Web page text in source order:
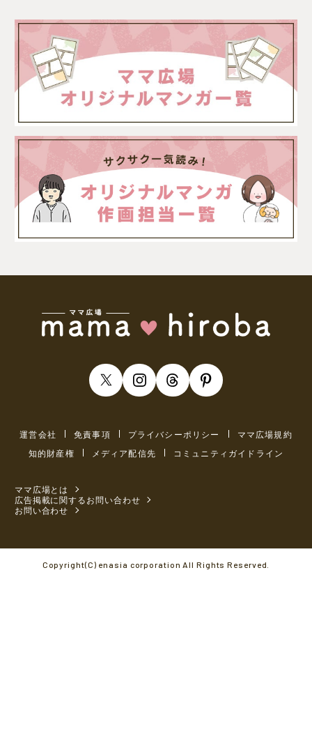
運営会社 免責事項 プライバシーポリシー
ママ広場規約
知的財産権
メディア配信先 コミュニティガイドライン
ママ広場とは
広告掲載に関するお問い合わせ
お問い合わせ
Copyright(C) enasia corporation All Rights Reserved.